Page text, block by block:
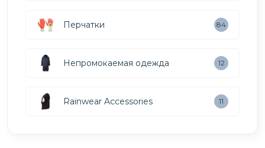
Перчатки 84
Непромокаемая одежда 12
Rainwear Accessories 11